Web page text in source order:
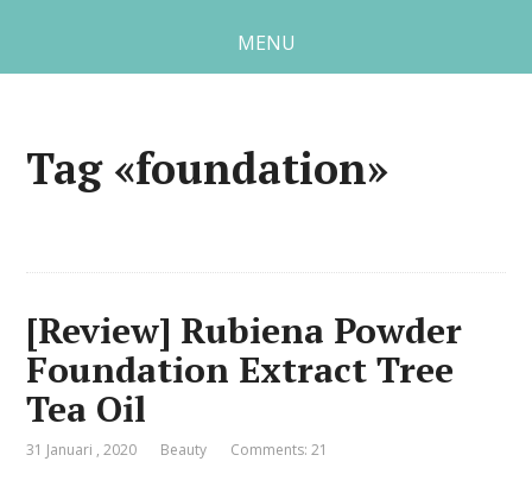
MENU
Tag «foundation»
[Review] Rubiena Powder
Foundation Extract Tree
Tea Oil
31 Januari , 2020 Beauty Comments: 21